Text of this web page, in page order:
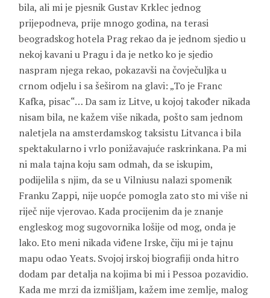
bila, ali mi je pjesnik Gustav Krklec jednog
prijepodneva, prije mnogo godina, na terasi
beogradskog hotela Prag rekao da je jednom sjedio u
nekoj kavani u Pragu i da je netko ko je sjedio
naspram njega rekao, pokazavši na čovječuljka u
crnom odjelu i sa šeširom na glavi: „To je Franc
Kafka, pisac“… Da sam iz Litve, u kojoj također nikada
nisam bila, ne kažem više nikada, pošto sam jednom
naletjela na amsterdamskog taksistu Litvanca i bila
spektakularno i vrlo ponižavajuće raskrinkana. Pa mi
ni mala tajna koju sam odmah, da se iskupim,
podijelila s njim, da se u Vilniusu nalazi spomenik
Franku Zappi, nije uopće pomogla zato sto mi više ni
riječ nije vjerovao. Kada procijenim da je znanje
engleskog mog sugovornika lošije od mog, onda je
lako. Eto meni nikada viđene Irske, čiju mi je tajnu
mapu odao Yeats. Svojoj irskoj biografiji onda hitro
dodam par detalja na kojima bi mi i Pessoa pozavidio.
Kada me mrzi da izmišljam, kažem ime zemlje, malog